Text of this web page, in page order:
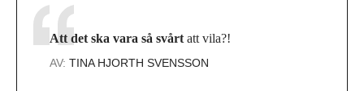
Att det ska vara så svårt att vila?!
AV: TINA HJORTH SVENSSON